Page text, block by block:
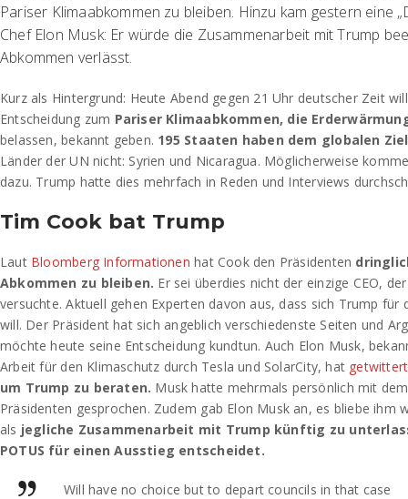
Pariser Klimaabkommen zu bleiben. Hinzu kam gestern eine
Chef Elon Musk: Er würde die Zusammenarbeit mit Trump
Abkommen verlässt.
Kurz als Hintergrund: Heute Abend gegen 21 Uhr deutscher Zeit
Entscheidung zum Pariser Klimaabkommen, die
belassen, bekannt geben. 195 Staaten haben dem globalen
Länder der UN nicht: Syrien und Nicaragua. Möglicherweise
dazu. Trump hatte dies mehrfach in Reden und Interviews
Tim Cook bat Trump
Laut Bloomberg Informationen hat Cook den Präsidenten
Abkommen zu bleiben. Er sei überdies nicht der einzige CEO,
versuchte. Aktuell gehen Experten davon aus, dass sich Trump für
will. Der Präsident hat sich angeblich verschiedenste Seiten und
möchte heute seine Entscheidung kundtun. Auch Elon Musk,
Arbeit für den Klimaschutz durch Tesla und SolarCity, hat getwittert
um Trump zu beraten. Musk hatte mehrmals persönlich mit
Präsidenten gesprochen. Zudem gab Elon Musk an, es bliebe ihm
als jegliche Zusammenarbeit mit Trump künftig zu
POTUS für einen Ausstieg entscheidet.
Will have no choice but to depart councils in that case